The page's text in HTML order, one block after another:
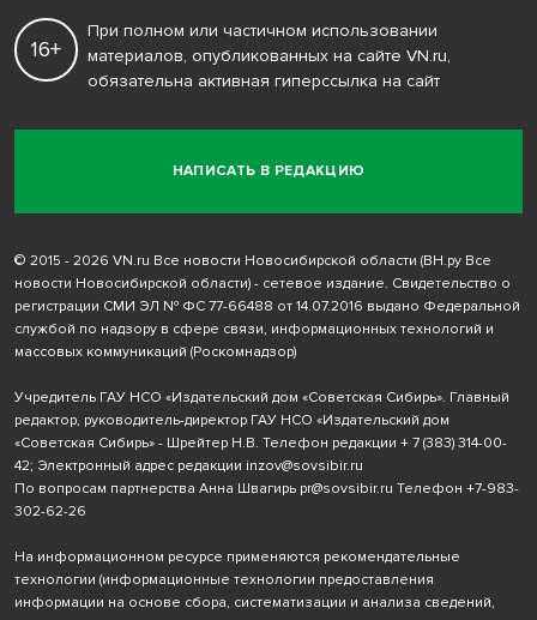
НАПИСАТЬ В РЕДАКЦИЮ
16+
При полном или частичном использовании
материалов, опубликованных на сайте VN.ru,
обязательна активная гиперссылка на сайт
© 2015 - 2026 VN.ru Все новости Новосибирской области (ВН.ру Все
новости Новосибирской области) - сетевое издание. Свидетельство о
регистрации СМИ ЭЛ № ФС 77-66488 от 14.07.2016 выдано Федеральной
службой по надзору в сфере связи, информационных технологий и
массовых коммуникаций (Роскомнадзор)
Учредитель ГАУ НСО «Издательский дом «Советская Сибирь». Главный
редактор, руководитель-директор ГАУ НСО «Издательский дом
«Советская Сибирь» - Шрейтер Н.В. Телефон редакции + 7 (383) 314-00-
42; Электронный адрес редакции inzov@sovsibir.ru
По вопросам партнерства Анна Швагирь pr@sovsibir.ru Телефон +7-983-
302-62-26
На информационном ресурсе применяются рекомендательные
технологии (информационные технологии предоставления
информации на основе сбора, систематизации и анализа сведений,